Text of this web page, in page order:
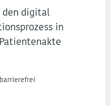
den digital
in